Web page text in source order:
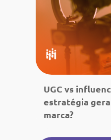
UGC vs
estratégia
marca?